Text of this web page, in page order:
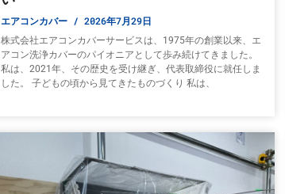
エアコンカバー 2026年7月29日
株式会社エアコンカバーサービスは、1975年の創業以来、エ
アコン洗浄カバーのパイオニアとして歩み続けてきました。
私は、2021年、その歴史を受け継ぎ、代表取締役に就任しま
した。 子どもの頃から見てきたものづくり 私は、